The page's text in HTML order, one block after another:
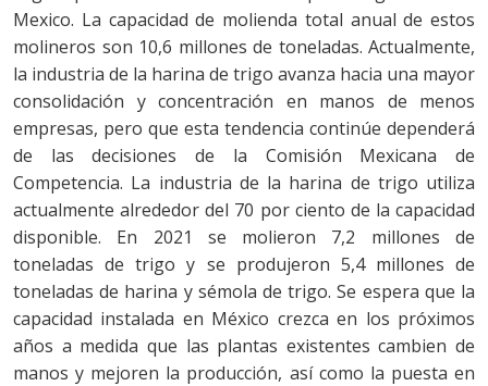
Mexico. La capacidad de molienda total anual de estos
molineros son 10,6 millones de toneladas. Actualmente,
la industria de la harina de trigo avanza hacia una mayor
consolidación y concentración en manos de menos
empresas, pero que esta tendencia continúe dependerá
de las decisiones de la Comisión Mexicana de
Competencia. La industria de la harina de trigo utiliza
actualmente alrededor del 70 por ciento de la capacidad
disponible. En 2021 se molieron 7,2 millones de
toneladas de trigo y se produjeron 5,4 millones de
toneladas de harina y sémola de trigo. Se espera que la
capacidad instalada en México crezca en los próximos
años a medida que las plantas existentes cambien de
manos y mejoren la producción, así como la puesta en